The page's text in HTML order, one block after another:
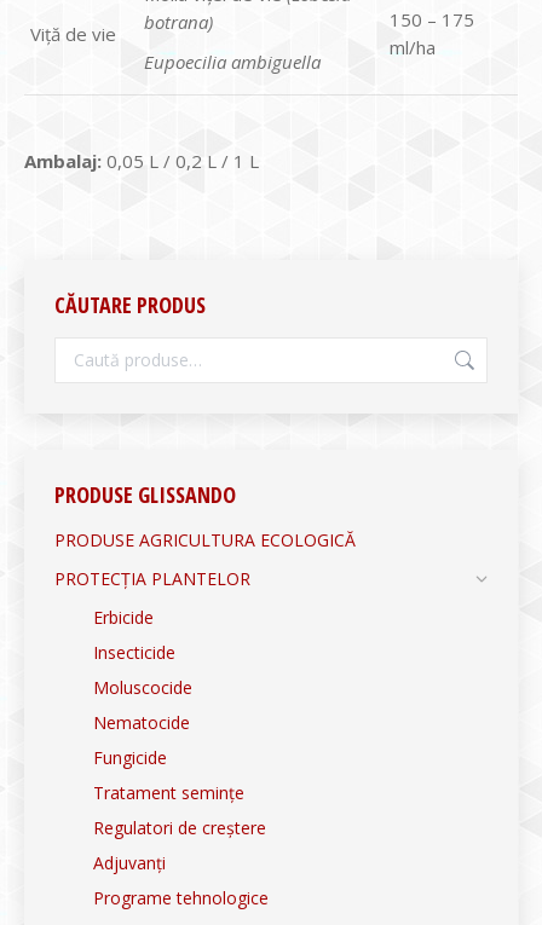
Viță de vie
botrana)
Eupoecilia ambiguella
150 – 175
ml/ha
Ambalaj: 0,05 L / 0,2 L / 1 L
CĂUTARE PRODUS
PRODUSE GLISSANDO
PRODUSE AGRICULTURA ECOLOGICĂ
PROTECȚIA PLANTELOR
Erbicide
Insecticide
Moluscocide
Nematocide
Fungicide
Tratament semințe
Regulatori de creștere
Adjuvanți
Programe tehnologice